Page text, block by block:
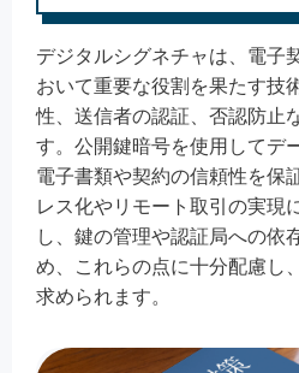
デジタルシグネチャは、電子
おいて重要な役割を果たす技
性、送信者の認証、否認防止
す。公開鍵暗号を使用してデ
電子書類や契約の信頼性を保
レス化やリモート取引の実現
し、鍵の管理や認証局への依
め、これらの点に十分配慮し
求められます。